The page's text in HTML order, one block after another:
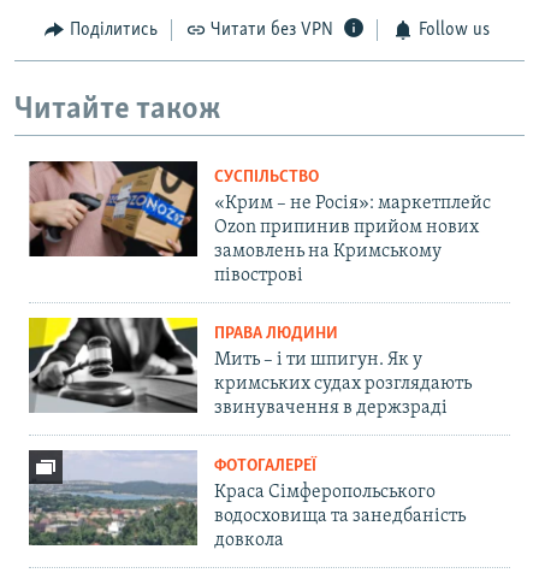
Поділитись Читати без VPN Follow us
Читайте також
СУСПІЛЬСТВО
«Крим – не Росія»: маркетплейс
Ozon припинив прийом нових
замовлень на Кримському
півострові
ПРАВА ЛЮДИНИ
Мить – і ти шпигун. Як у
кримських судах розглядають
звинувачення в держзраді
ФОТОГАЛЕРЕЇ
Краса Сімферопольського
водосховища та занедбаність
довкола